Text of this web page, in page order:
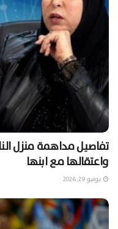
تفاصيل مداهمة منزل
واعتقالها مع ابنها
يونيو 29, 2026